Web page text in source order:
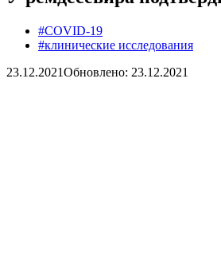
#COVID-19
#клинические исследования
23.12.2021Обновлено: 23.12.2021